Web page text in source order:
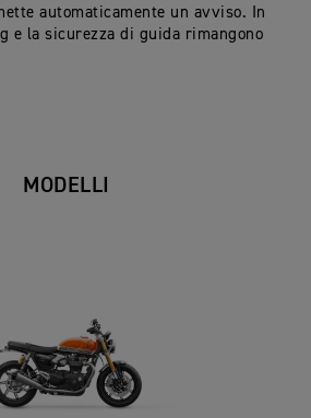
automaticamente un avviso. In
e la sicurezza di guida rimangono
MODELLI